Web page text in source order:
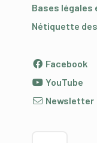
Bases légales
Nétiquette
Facebook
YouTube
Newsletter